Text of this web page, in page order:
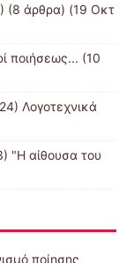
(8 άρθρα) (19 Οκτ
ποιήσεως... (10
Λογοτεχνικά
"Η αίθουσα του
ποίησης